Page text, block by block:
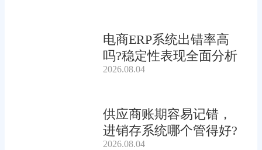
电商ERP系统出错率高
吗?稳定性表现全面分析
2026.08.04
供应商账期容易记错，
进销存系统哪个管得好?
2026.08.04